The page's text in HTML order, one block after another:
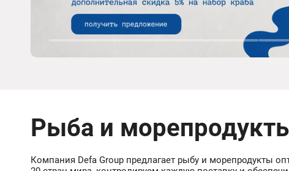
Рыба и
Компания Defa Group предлагает рыбу и морепродукты